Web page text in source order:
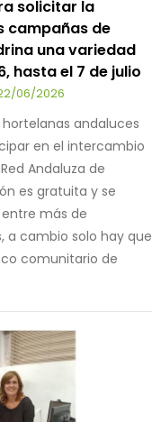
solicitar la
campañas de
una variedad
hasta el 7 de julio
06/2026
andaluces
en el intercambio
Andaluza de
es gratuita y se
más de
a cambio solo hay que
comunitario de